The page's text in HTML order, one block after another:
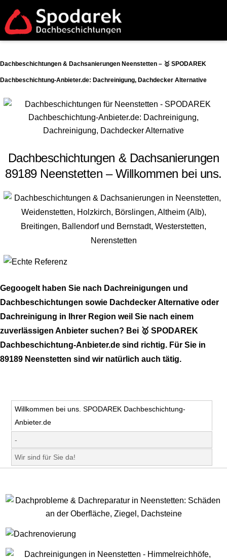
Dachbeschichtungen & Dachsanierungen Neenstetten – 🥇 SPODAREK
Dachbeschichtung-Anbieter.de: Dachreinigung, Dachdecker Alternative
Dachbeschichtungen & Dachsanierungen
89189 Neenstetten – Willkommen bei uns.
Gegoogelt haben Sie nach Dachreinigungen und
Dachbeschichtungen sowie Dachdecker Alternative oder
Dachreinigung in Ihrer Region weil Sie nach einem
zuverlässigen Anbieter suchen? Bei 🥇 SPODAREK
Dachbeschichtung-Anbieter.de sind richtig. Für Sie in
89189 Neenstetten sind wir natürlich auch tätig.
Willkommen bei uns. SPODAREK Dachbeschichtung-
Anbieter.de
-
Wir sind für Sie da!